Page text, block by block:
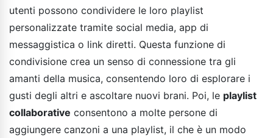
utenti possono condividere le loro playlist
personalizzate tramite social media, app di
messaggistica o link diretti. Questa funzione di
condivisione crea un senso di connessione tra gli
amanti della musica, consentendo loro di esplorare i
gusti degli altri e ascoltare nuovi brani. Poi, le playlist
collaborative consentono a molte persone di
aggiungere canzoni a una playlist, il che è un modo